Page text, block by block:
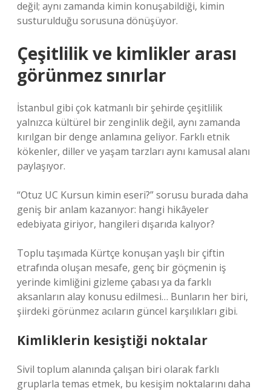
değil; aynı zamanda kimin konuşabildiği, kimin
susturulduğu sorusuna dönüşüyor.
Çeşitlilik ve kimlikler arası
görünmez sınırlar
İstanbul gibi çok katmanlı bir şehirde çeşitlilik
yalnızca kültürel bir zenginlik değil, aynı zamanda
kırılgan bir denge anlamına geliyor. Farklı etnik
kökenler, diller ve yaşam tarzları aynı kamusal alanı
paylaşıyor.
“Otuz UC Kursun kimin eseri?” sorusu burada daha
geniş bir anlam kazanıyor: hangi hikâyeler
edebiyata giriyor, hangileri dışarıda kalıyor?
Toplu taşımada Kürtçe konuşan yaşlı bir çiftin
etrafında oluşan mesafe, genç bir göçmenin iş
yerinde kimliğini gizleme çabası ya da farklı
aksanların alay konusu edilmesi… Bunların her biri,
şiirdeki görünmez acıların güncel karşılıkları gibi.
Kimliklerin kesiştiği noktalar
Sivil toplum alanında çalışan biri olarak farklı
gruplarla temas etmek, bu kesişim noktalarını daha